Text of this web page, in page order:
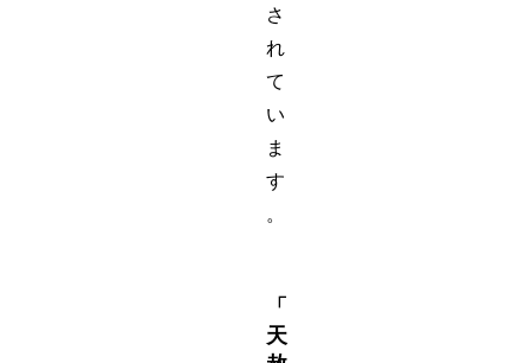
さ
れ
て
い
ま
す
。
「
天